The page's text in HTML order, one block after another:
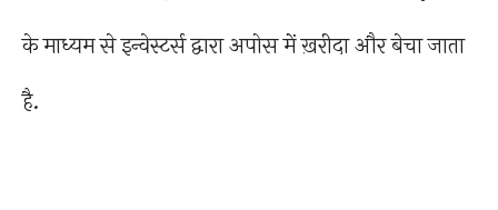
के माध्यम से इन्वेस्टर्स द्वारा अपोस में ख़रीदा और बेचा जाता
है.